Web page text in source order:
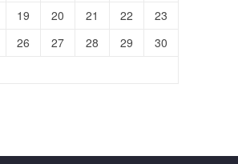
19 20 21 22
23
26 27 28 29
30